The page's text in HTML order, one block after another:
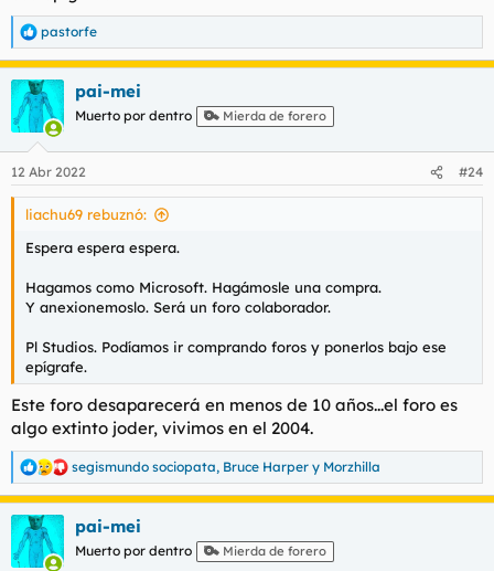
R
e
a
c
c
i
e
s
pastorfe
pai-mei
Muerto por dentro Mierda de forero
12 Abr 2022 #24
liachu69 rebuznó:
Espera espera espera.
Hagamos como Microsoft. Hagámosle una compra.
Y anexionemoslo. Será un foro colaborador.
Pl Studios. Podíamos ir comprando foros y ponerlos bajo ese
epígrafe.
Este foro desaparecerá en menos de 10 años...el foro es
algo extinto joder, vivimos en el 2004.
R
e
a
c
c
i
segismundo sociopata, Bruce Harper y Morzhilla
pai-mei
Muerto por dentro Mierda de forero